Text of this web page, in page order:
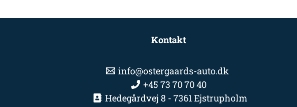
Kontakt
info@ostergaards-auto.dk
+45 73 70 70 40
Hedegårdvej 8 - 7361 Ejstrupholm